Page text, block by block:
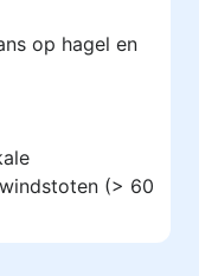
op hagel en
(> 60